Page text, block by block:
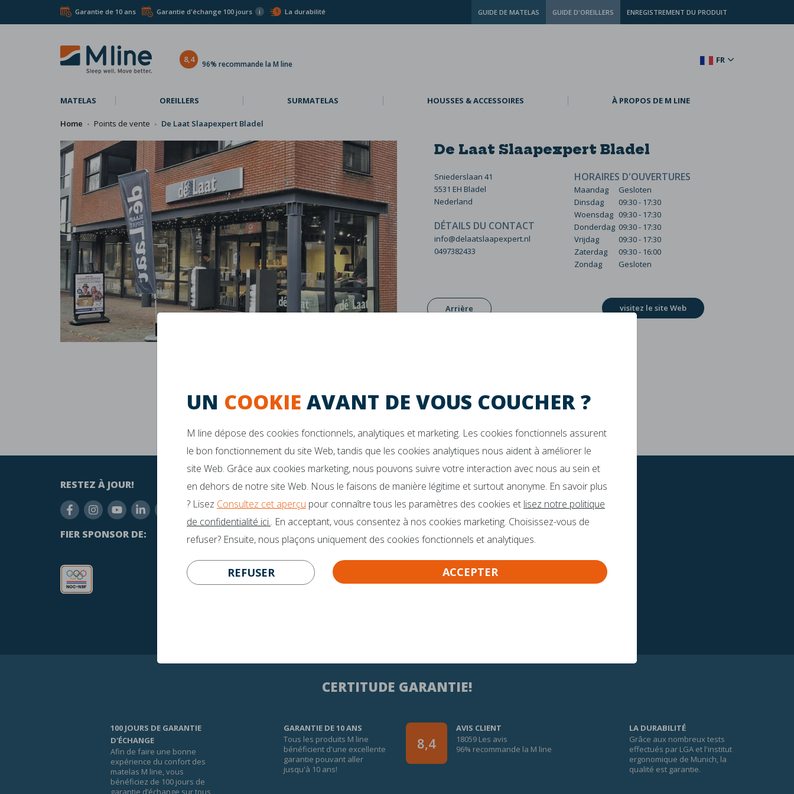
Garantie de 10 ans Garantie d'échange 100 jours i La durabilité GUIDE DE MATELAS GUIDE D'OREILLERS ENREGISTREMENT DU PRODUIT
8,4 96% recommande la M line FR
MATELAS OREILLERS SURMATELAS HOUSSES & ACCESSOIRES À PROPOS DE M LINE
UN COOKIE AVANT DE VOUS COUCHER ?
M line dépose des cookies fonctionnels, analytiques et marketing. Les cookies fonctionnels assurent
le bon fonctionnement du site Web, tandis que les cookies analytiques nous aident à améliorer le
site Web. Grâce aux cookies marketing, nous pouvons suivre votre interaction avec nous au sein et
en dehors de notre site Web. Nous le faisons de manière légitime et surtout anonyme. En savoir plus
? Lisez Consultez cet aperçu pour connaître tous les paramètres des cookies et lisez notre politique
de confidentialité ici.. En acceptant, vous consentez à nos cookies marketing. Choisissez-vous de
refuser? Ensuite, nous plaçons uniquement des cookies fonctionnels et analytiques.
REFUSER ACCEPTER
Home Points de vente De Laat Slaapexpert Bladel
De Laat Slaapexpert Bladel
Sniederslaan 41
5531 EH Bladel
Nederland
DÉTAILS DU CONTACT
info@delaatslaapexpert.nl
0497382433
HORAIRES D'OUVERTURES
Maandag
Gesloten
Dinsdag
09:30 - 17:30
Woensdag 09:30 - 17:30
Donderdag 09:30 - 17:30
Vrijdag
09:30 - 17:30
Zaterdag
09:30 - 16:00
Zondag
Gesloten
Arrière visitez le site Web
Garantie de 10 ans La durabilité
RESTEZ À JOUR!
FIER SPONSOR DE:
AVEZ-VOUS DES QUESTIONS?
info@mline.nl
+31 413-243050
Des brochures
CERTITUDE GARANTIE!
100 JOURS DE GARANTIE
D'ÉCHANGE
Afin de faire une bonne
expérience du confort des
matelas M line, vous
bénéficiez de 100 jours de
garantie d’échange sur tous
GARANTIE DE 10 ANS
Tous les produits M line
bénéficient d'une excellente
garantie pouvant aller
jusqu'à 10 ans!
8,4
AVIS CLIENT
18059 Les avis
96% recommande la M line
LA DURABILITÉ
Grâce aux nombreux tests
effectués par LGA et l'institut
ergonomique de Munich, la
qualité est garantie.